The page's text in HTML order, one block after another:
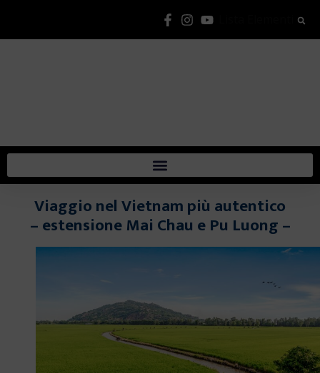
Viaggio nel Vietnam più autentico
– estensione Mai Chau e Pu Luong –